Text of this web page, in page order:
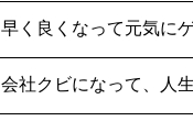
早く良くなって元気に
会社クビになって、人